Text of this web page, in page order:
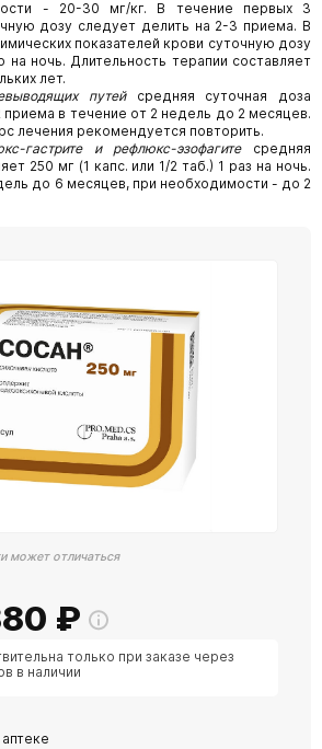
- 20-30 мг/кг. В течение первых 3
дозу следует делить на 2-3 приема. В
показателей крови суточную дозу
ночь. Длительность терапии составляет
лет.
путей средняя суточная доза
приема в течение от 2 недель до 2 месяцев.
лечения рекомендуется повторить.
гастрите и рефлюкс-эзофагите средняя
250 мг (1 капс. или 1/2 таб.) 1 раз на ночь.
до 6 месяцев, при необходимости - до 2
может отличаться
₽
только при заказе через
в наличии